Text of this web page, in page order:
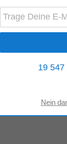
19 547